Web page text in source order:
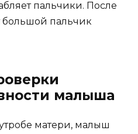
пальчики. После
пальчик
малыша
матери, малыш